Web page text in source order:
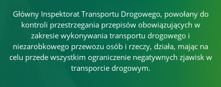
Główny Inspektorat Transportu Drogowego, powołany do
kontroli przestrzegania przepisów obowiązujących w
zakresie wykonywania transportu drogowego i
niezarobkowego przewozu osób i rzeczy, działa, mając na
celu przede wszystkim ograniczenie negatywnych zjawisk w
transporcie drogowym.